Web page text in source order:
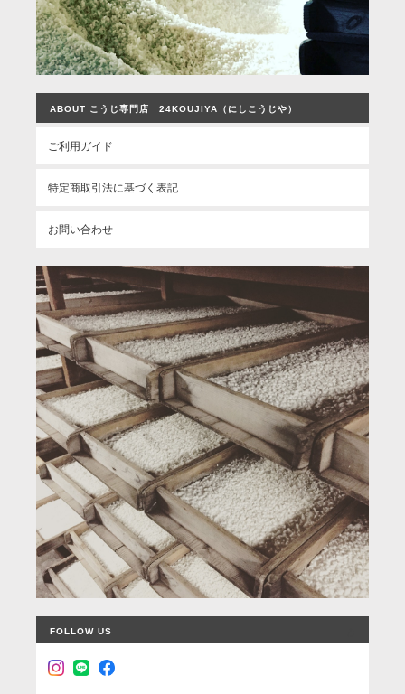
ABOUT こうじ専門店 24KOUJIYA（にしこうじや）
ご利用ガイド
特定商取引法に基づく表記
お問い合わせ
FOLLOW US